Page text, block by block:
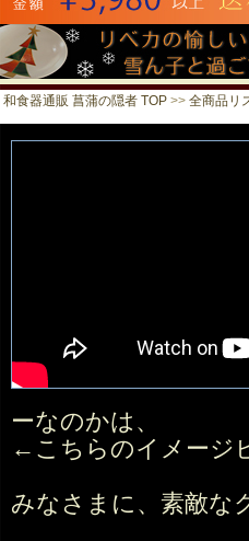
和食器通販 菖蒲の隠者 TOP >> 全商品リ
ーなのかは、
←こちらのイメージ
みなさまに、素敵な